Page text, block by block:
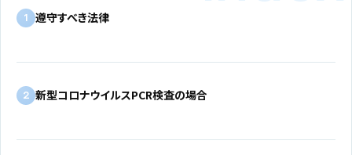
1 遵守すべき法律
2 新型コロナウイルスPCR検査の場合